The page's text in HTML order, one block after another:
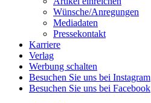
Wünsche/Anregungen
Mediadaten
Pressekontakt
Karriere
Verlag
Werbung schalten
Besuchen Sie uns bei Instagram
Besuchen Sie uns bei Facebook